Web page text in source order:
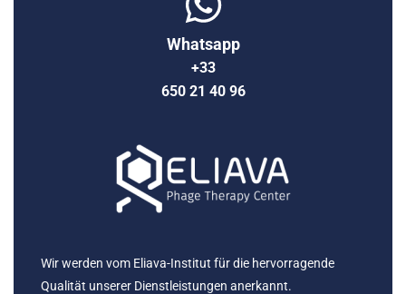
Whatsapp
+33
650 21 40 96
Wir werden vom Eliava-Institut für die hervorragende
Qualität unserer Dienstleistungen anerkannt.